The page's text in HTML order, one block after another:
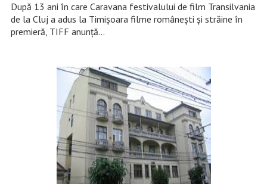
După 13 ani în care Caravana festivalului de film Transilvania
de la Cluj a adus la Timișoara filme românești și străine în
premieră, TIFF anunță…